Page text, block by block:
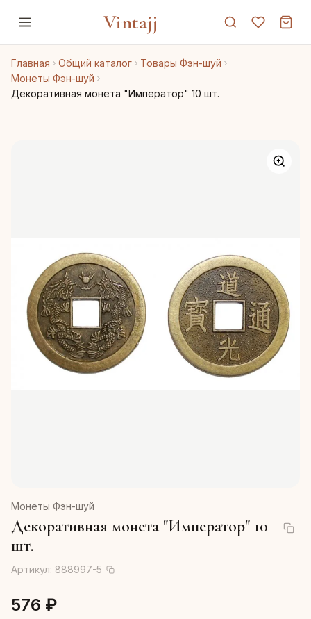
Vintajj
Главная Общий каталог
Товары Фэн-шуй
Монеты Фэн-шуй
Декоративная монета "Император" 10 шт.
Монеты Фэн-шуй
Декоративная монета "Император" 10
шт.
Артикул: 888997-5
576 ₽